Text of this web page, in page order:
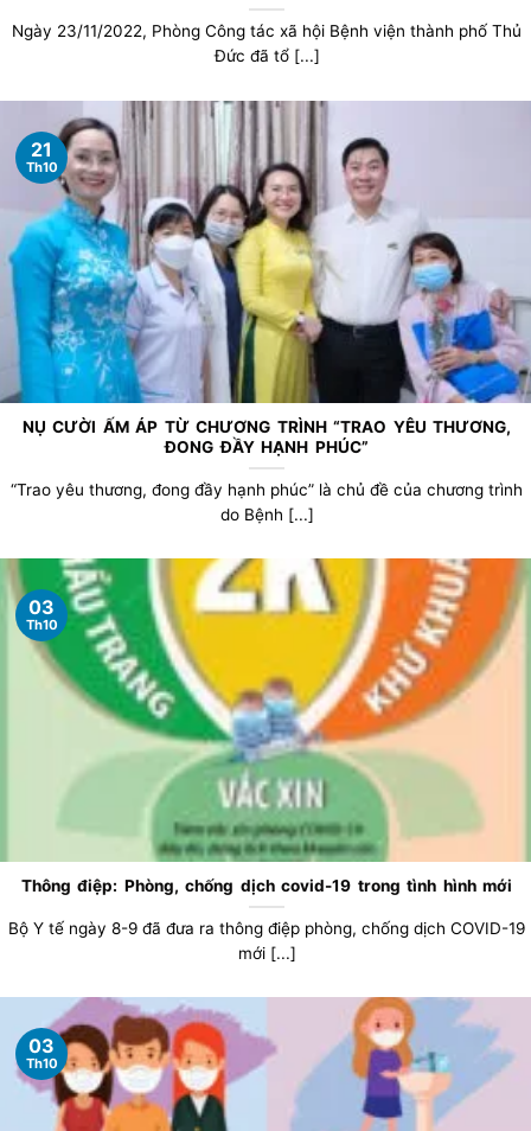
Ngày 23/11/2022, Phòng Công tác xã hội Bệnh viện thành phố Thủ
Đức đã tổ [...]
NỤ CƯỜI ẤM ÁP TỪ CHƯƠNG TRÌNH “TRAO YÊU THƯƠNG,
ĐONG ĐẦY HẠNH PHÚC”
“Trao yêu thương, đong đầy hạnh phúc” là chủ đề của chương trình
do Bệnh [...]
21
Th10
Thông điệp: Phòng, chống dịch covid-19 trong tình hình mới
Bộ Y tế ngày 8-9 đã đưa ra thông điệp phòng, chống dịch COVID-19
mới [...]
03
Th10
03
Th10